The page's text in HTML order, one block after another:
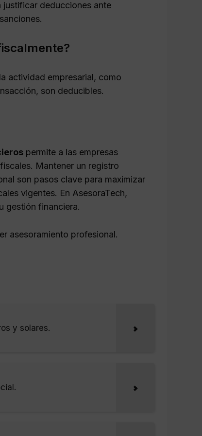
justificar deducciones ante
actividad empresarial, como
son deducibles.
permite a las empresas
Mantener un registro
son pasos clave para maximizar
vigentes. En AsesoraTech,
gestión financiera.
asesoramiento profesional.
y solares.